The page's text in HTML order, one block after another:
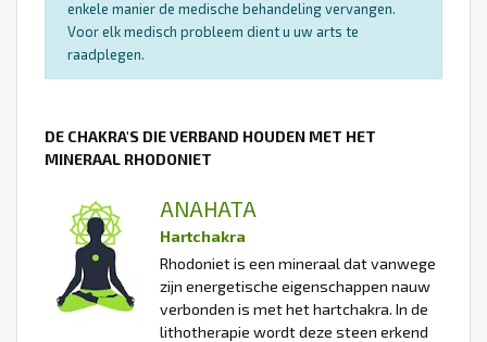
enkele manier de medische behandeling vervangen.
Voor elk medisch probleem dient u uw arts te
raadplegen.
DE CHAKRA'S DIE VERBAND HOUDEN MET HET
MINERAAL RHODONIET
ANAHATA
Hartchakra
Rhodoniet is een mineraal dat vanwege
zijn energetische eigenschappen nauw
verbonden is met het hartchakra. In de
lithotherapie wordt deze steen erkend